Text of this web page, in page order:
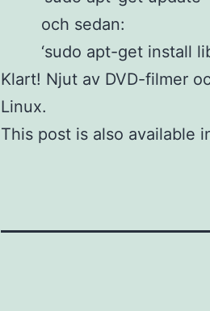
och sedan:
‘sudo apt-get install
Klart! Njut av DVD-filmer
Linux.
This post is also available